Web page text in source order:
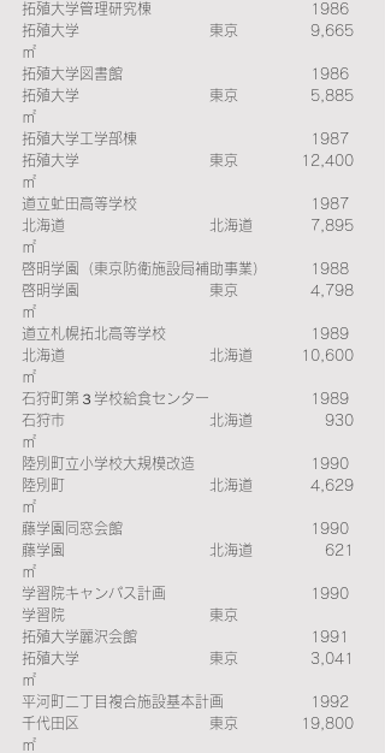
拓殖大学管理研究棟　　　　　　　　　　　1986
拓殖大学　　　　　　　　　東京　　　　　9,665
㎡
拓殖大学図書館　　　　　　　　　　　　　1986
拓殖大学　　　　　　　　　東京　　　　　5,885
㎡
拓殖大学工学部棟　　　　　　　　　　　　1987
拓殖大学　　　　　　　　　東京　　　　 12,400
㎡
道立虻田高等学校　　　　　　　　　　　　1987
北海道　　　　　　　　　　北海道　　　　7,895
㎡
啓明学園（東京防衛施設局補助事業）　　　1988
啓明学園　　　　　　　　　東京　　　　　4,798
㎡
道立札幌拓北高等学校　　　　　　　　　　1989
北海道　　　　　　　　　　北海道　　 　10,600
㎡
石狩町第３学校給食センター　　　　　　　1989
石狩市　　　　　　　　　　北海道　　　　　930
㎡
陸別町立小学校大規模改造　　　　　　　　1990
陸別町　　　　　　　　　　北海道　　　　4,629
㎡
藤学園同窓会館　　　　　　　　　　　　　1990
藤学園　　　　　　　　　　北海道　　　　　621
㎡
学習院キャンパス計画　　　　　　　　　　1990
学習院　　　　　　　　　　東京
拓殖大学麗沢会館　　　　　　　　　　　　1991
拓殖大学　　　　　　　　　東京　　　　　3,041
㎡
平河町二丁目複合施設基本計画　　　　　　1992
千代田区　　　　　　　　　東京　　　 　19,800
㎡